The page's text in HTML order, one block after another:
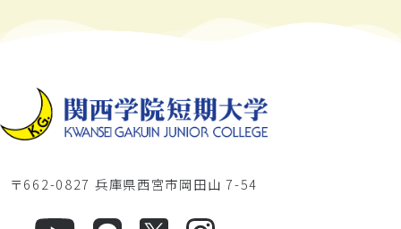
〒662-0827 兵庫県西宮市岡田山 7-54